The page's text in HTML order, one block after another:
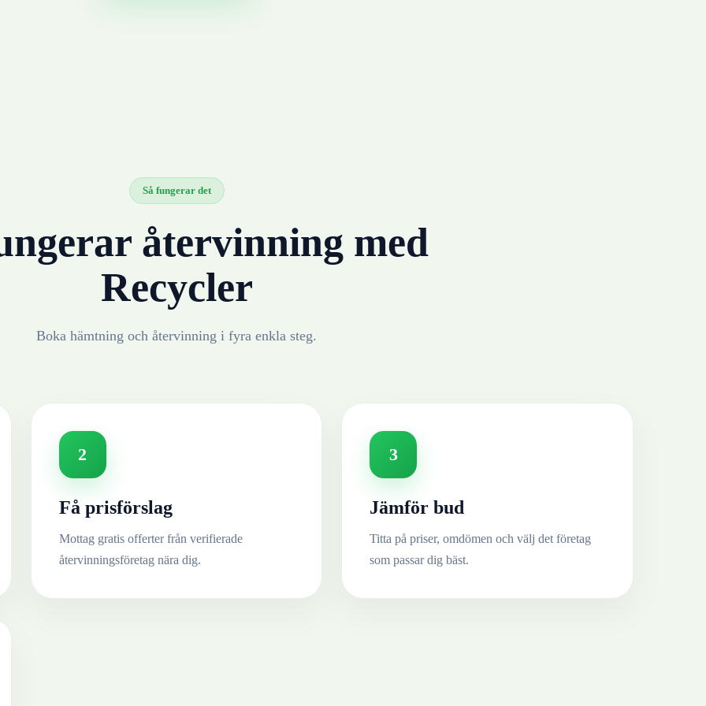
Så fungerar det
återvinning med
Recycler
Boka hämtning och återvinning i fyra enkla steg.
2
Få prisförslag
Mottag gratis offerter från verifierade
återvinningsföretag nära dig.
3
Jämför bud
Titta på priser, omdömen och välj det företag
som passar dig bäst.